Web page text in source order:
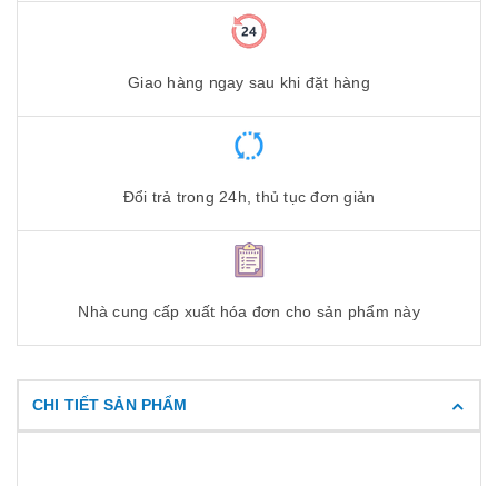
Giao hàng ngay sau khi đặt hàng
Đổi trả trong 24h, thủ tục đơn giản
Nhà cung cấp xuất hóa đơn cho sản phẩm này
CHI TIẾT SẢN PHẨM